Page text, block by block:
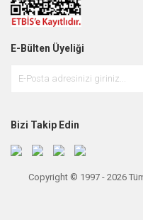
E-Bülten Üyeliği
Bizi Takip Edin
Copyright © 1997 - 2026